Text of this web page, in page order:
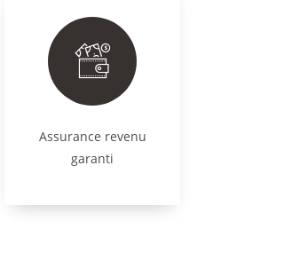
Assurance revenu
garanti